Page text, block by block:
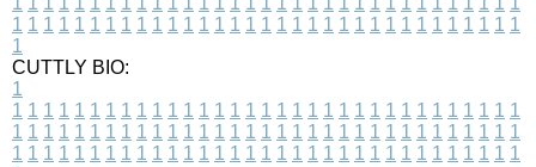
1 1 1 1 1 1 1 1 1 1 1 1 1 1 1 1 1 1 1 1 1 1 1 1 1 1 1 1 1 1 1 1 1
1
CUTTLY BIO:
1
1 1 1 1 1 1 1 1 1 1 1 1 1 1 1 1 1 1 1 1 1 1 1 1 1 1 1 1 1 1 1 1 1
1 1 1 1 1 1 1 1 1 1 1 1 1 1 1 1 1 1 1 1 1 1 1 1 1 1 1 1 1 1 1 1 1
1 1 1 1 1 1 1 1 1 1 1 1 1 1 1 1 1 1 1 1 1 1 1 1 1 1 1 1 1 1 1 1 1